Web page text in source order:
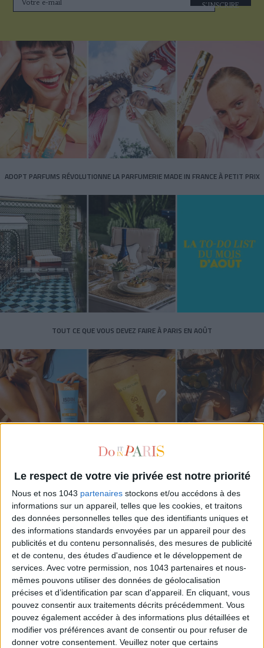
Le respect de votre vie privée est notre priorité
Nous et nos 1043 partenaires stockons et/ou accédons à des
informations sur un appareil, telles que les cookies, et traitons
des données personnelles telles que des identifiants uniques et
des informations standards envoyées par un appareil pour des
publicités et du contenu personnalisés, des mesures de publicité
et de contenu, des études d'audience et le développement de
services. Avec votre permission, nos 1043 partenaires et nous-
mêmes pouvons utiliser des données de géolocalisation
précises et d’identification par scan d'appareil. En cliquant, vous
pouvez consentir aux traitements décrits précédemment. Vous
pouvez également accéder à des informations plus détaillées et
modifier vos préférences avant de consentir ou pour refuser de
donner votre consentement. Veuillez noter que certains
S'INSCRIRE
ADOPT PARFUMS RÉVOLUTIONNE LA PARFUMERIE MADE IN FRANCE À PETIT PRIX
TOUT CE QUE VOUS DEVEZ FAIRE À PARIS EN AOÛT
LES SPF 50 QUI DONNENT ENVIE DE SE TARTINER
LES MEILLEURS HÔTELS POUR UN WEEK-END SPA ET GASTRONOMIE